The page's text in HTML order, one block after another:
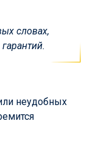
словах,
неудобных